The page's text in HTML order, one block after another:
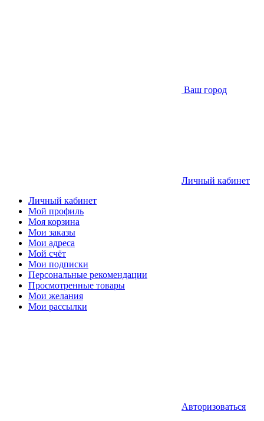
Ваш город
Личный кабинет
Личный кабинет
Мой профиль
Моя корзина
Мои заказы
Мои адреса
Мой счёт
Мои подписки
Персональные рекомендации
Просмотренные товары
Мои желания
Мои рассылки
Авторизоваться